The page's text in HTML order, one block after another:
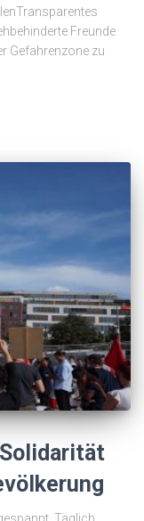
Freunde
Gefahrenzone zu
Täglich